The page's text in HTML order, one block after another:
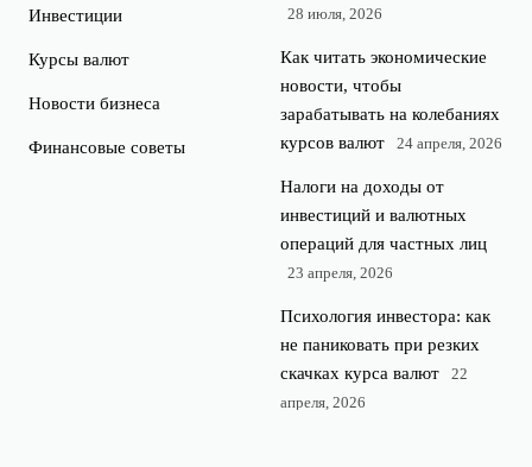
Инвестиции
Курсы валют
Новости бизнеса
Финансовые советы
28 июля, 2026
Как читать экономические
новости, чтобы
зарабатывать на колебаниях
курсов валют
24 апреля, 2026
Налоги на доходы от
инвестиций и валютных
операций для частных лиц
23 апреля, 2026
Психология инвестора: как
не паниковать при резких
скачках курса валют
22
апреля, 2026